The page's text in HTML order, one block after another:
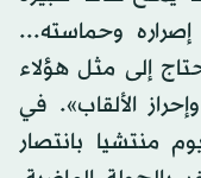
وحماسته...
إلى مثل هؤلاء
وإحراز الألقاب». في
منتشيا بانتصار